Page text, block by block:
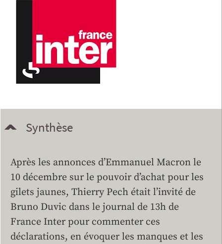
Synthèse
Après les annonces d’Emmanuel Macron le
10 décembre sur le pouvoir d’achat pour les
gilets jaunes, Thierry Pech était l’invité de
Bruno Duvic dans le journal de 13h de
France Inter pour commenter ces
déclarations, en évoquer les manques et les